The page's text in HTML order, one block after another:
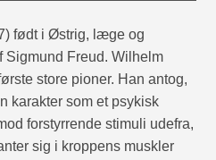
født i Østrig, læge og
Sigmund Freud. Wilhelm
store pioner. Han antog,
karakter som et psykisk
forstyrrende stimuli udefra,
sig i kroppens muskler